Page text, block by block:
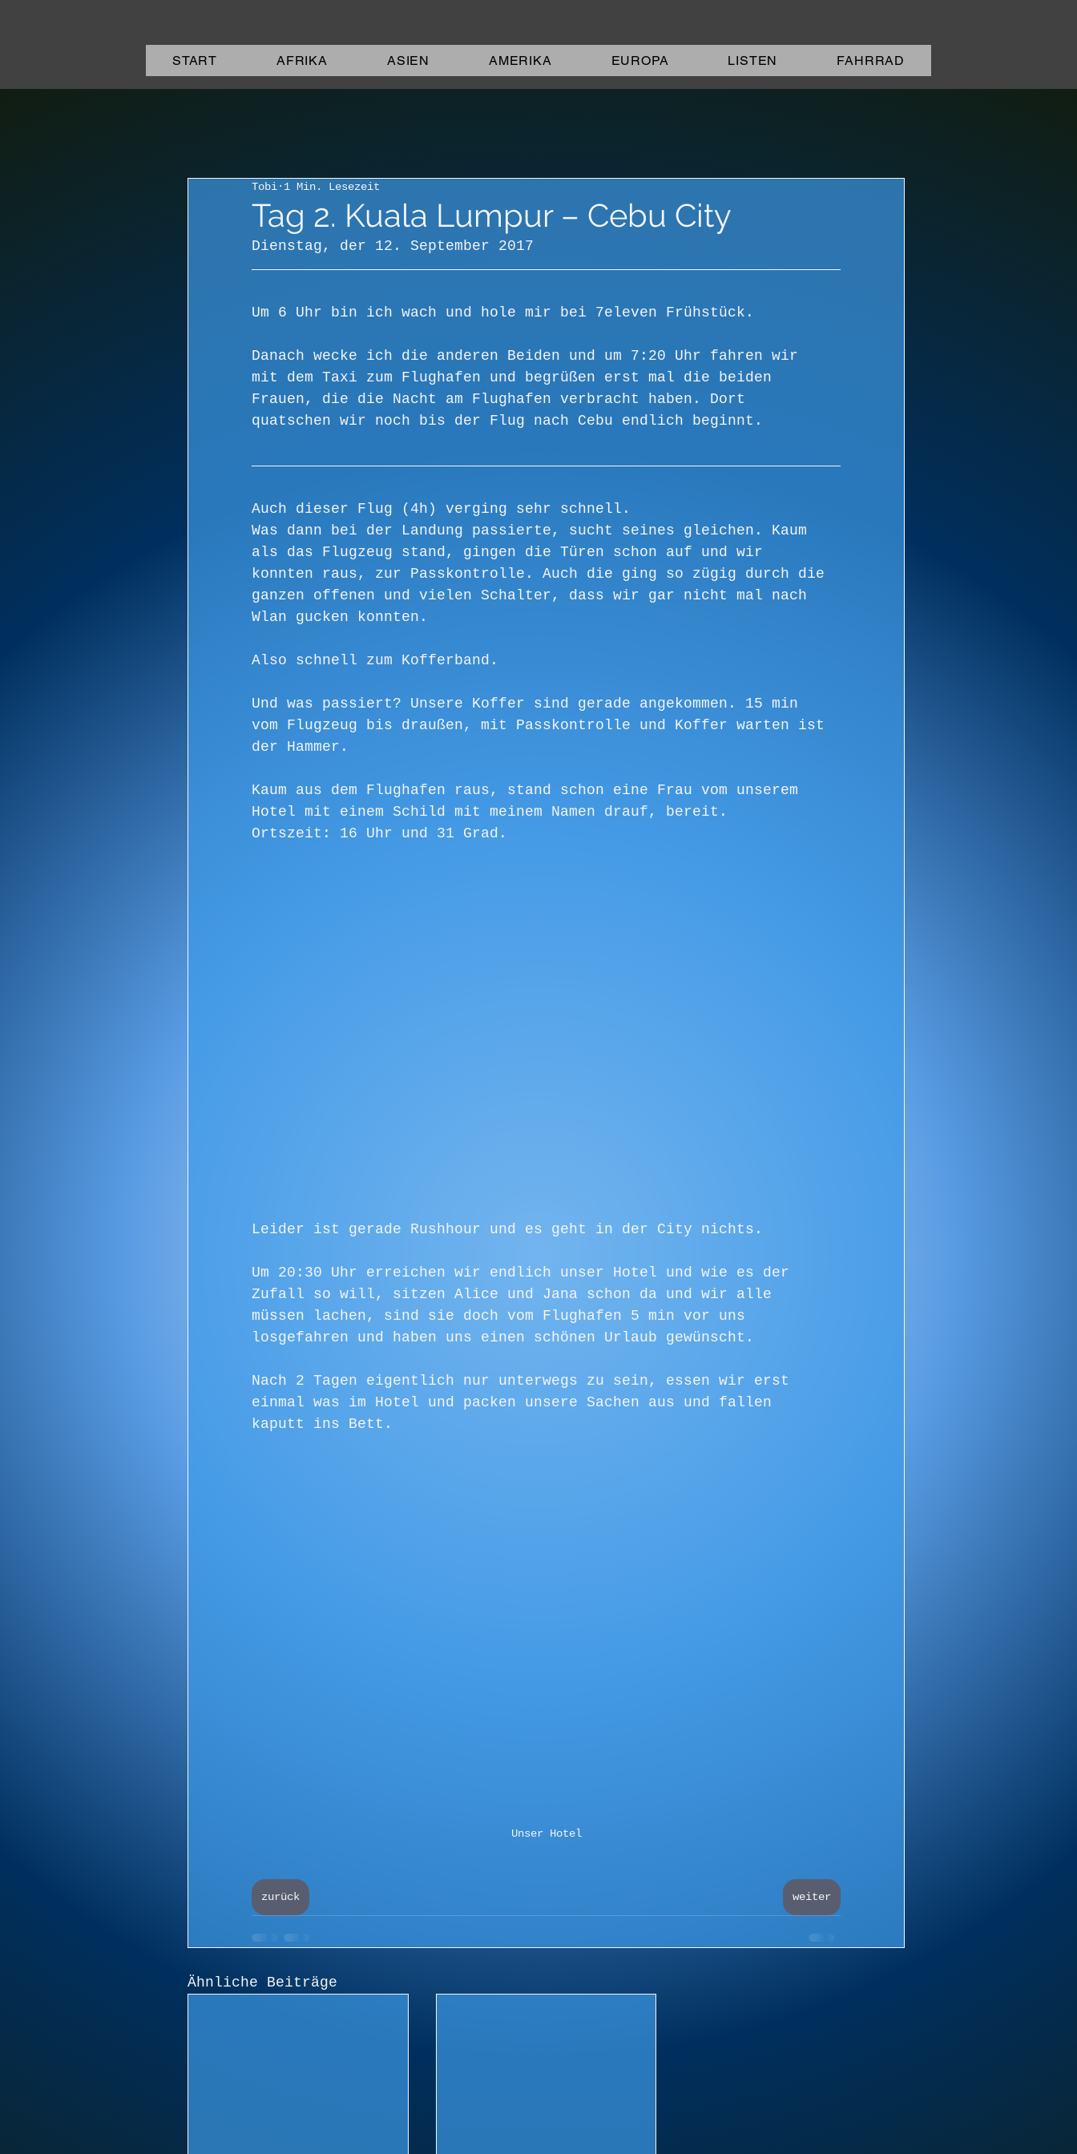
START AFRIKA ASIEN AMERIKA EUROPA LISTEN FAHRRAD
Tag 2. Kuala Lumpur – Cebu City
Tobi 1 Min. Lesezeit
Dienstag, der 12. September 2017
Um 6 Uhr bin ich wach und hole mir bei 7eleven Frühstück.
Danach wecke ich die anderen Beiden und um 7:20 Uhr fahren wir
mit dem Taxi zum Flughafen und begrüßen erst mal die beiden
Frauen, die die Nacht am Flughafen verbracht haben. Dort
quatschen wir noch bis der Flug nach Cebu endlich beginnt.
Auch dieser Flug (4h) verging sehr schnell.
Was dann bei der Landung passierte, sucht seines gleichen. Kaum
als das Flugzeug stand, gingen die Türen schon auf und wir
konnten raus, zur Passkontrolle. Auch die ging so zügig durch die
ganzen offenen und vielen Schalter, dass wir gar nicht mal nach
Wlan gucken konnten.
Also schnell zum Kofferband.
Und was passiert? Unsere Koffer sind gerade angekommen. 15 min
vom Flugzeug bis draußen, mit Passkontrolle und Koffer warten ist
der Hammer.
Kaum aus dem Flughafen raus, stand schon eine Frau vom unserem
Hotel mit einem Schild mit meinem Namen drauf, bereit.
Ortszeit: 16 Uhr und 31 Grad.
Leider ist gerade Rushhour und es geht in der City nichts.
Um 20:30 Uhr erreichen wir endlich unser Hotel und wie es der
Zufall so will, sitzen Alice und Jana schon da und wir alle
müssen lachen, sind sie doch vom Flughafen 5 min vor uns
losgefahren und haben uns einen schönen Urlaub gewünscht.
Nach 2 Tagen eigentlich nur unterwegs zu sein, essen wir erst
einmal was im Hotel und packen unsere Sachen aus und fallen
kaputt ins Bett.
Unser Hotel
weiter
zurück
Ähnliche Beiträge